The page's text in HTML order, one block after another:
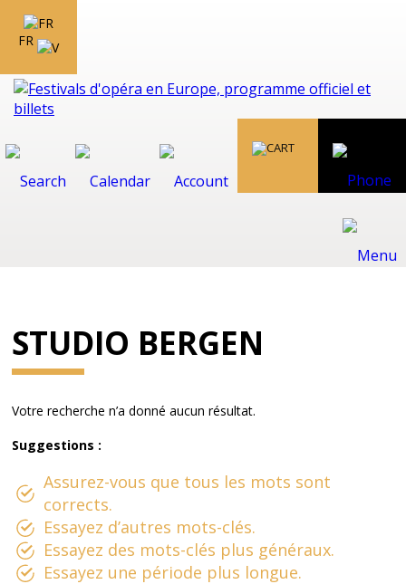
FR
STUDIO BERGEN
Votre recherche n’a donné aucun résultat.
Suggestions :
Assurez-vous que tous les mots sont
corrects.
Essayez d’autres mots-clés.
Essayez des mots-clés plus généraux.
Essayez une période plus longue.